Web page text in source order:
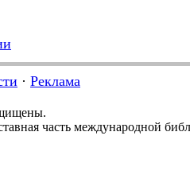
· Реклама
часть международной